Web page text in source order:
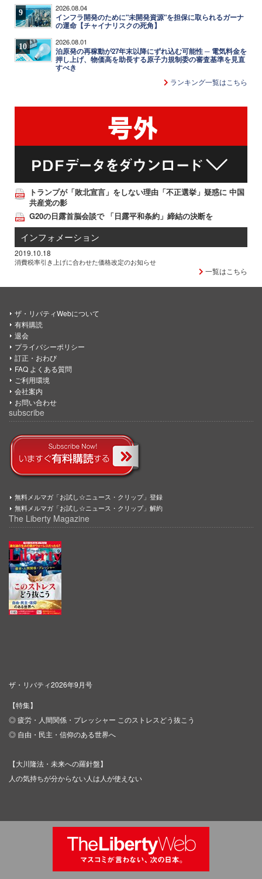
9 2026.08.04
インフラ開発のために"未開発資源"を担保に取られるガーナ
の運命【チャイナリスクの死角】
10 2026.08.01
泊原発の再稼動が27年末以降にずれ込む可能性 ─ 電気料金を
押し上げ、物価高を助長する原子力規制委の審査基準を見直
すべき
ランキング一覧はこちら
トランプが「敗北宣言」をしない理由「不正選挙」疑惑に 中国
共産党の影
G20の日露首脳会談で 「日露平和条約」締結の決断を
インフォメーション
2019.10.18
消費税率引き上げに合わせた価格改定のお知らせ
一覧はこちら
ザ・リバティWebについて
有料購読
退会
プライバシーポリシー
訂正・おわび
FAQ よくある質問
ご利用環境
会社案内
お問い合わせ
subscribe
無料メルマガ「お試し☆ニュース・クリップ」登録
無料メルマガ「お試し☆ニュース・クリップ」解約
The Liberty Magazine
ザ・リバティ2026年9月号
【特集】
◎ 疲労・人間関係・プレッシャー このストレスどう抜こう
◎ 自由・民主・信仰のある世界へ
【大川隆法・未来への羅針盤】
人の気持ちが分からない人は人が使えない